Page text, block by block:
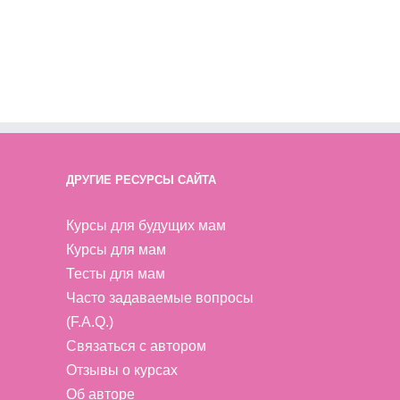
ДРУГИЕ РЕСУРСЫ САЙТА
Курсы для будущих мам
Курсы для мам
Тесты для мам
Часто задаваемые вопросы
(F.A.Q.)
Связаться с автором
Отзывы о курсах
Об авторе